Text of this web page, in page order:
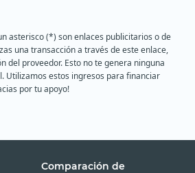
asterisco (*) son enlaces publicitarios o de
una transacción a través de este enlace,
del proveedor. Esto no te genera ninguna
Utilizamos estos ingresos para financiar
por tu apoyo!
Comparación de